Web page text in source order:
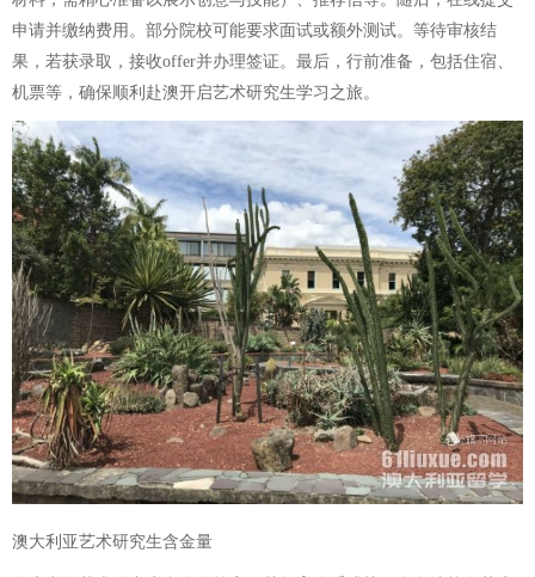
申请并缴纳费用。部分院校可能要求面试或额外测试。等待审核结
果，若获录取，接收offer并办理签证。最后，行前准备，包括住宿、
机票等，确保顺利赴澳开启艺术研究生学习之旅。
澳大利亚艺术研究生含金量